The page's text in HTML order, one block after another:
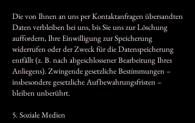
Die von Ihnen an uns per Kontaktanfragen übersandten
Daten verbleiben bei uns, bis Sie uns zur Löschung
auffordern, Ihre Einwilligung zur Speicherung
widerrufen oder der Zweck für die Datenspeicherung
entfällt (z. B. nach abgeschlossener Bearbeitung Ihres
Anliegens). Zwingende gesetzliche Bestimmungen –
insbesondere gesetzliche Aufbewahrungsfristen –
bleiben unberührt.
5. Soziale Medien